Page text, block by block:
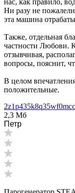
Ни разу не
эта машина
Также, отдельная
частности Любови.
отзывчивая,
вопросы, пояснит,
В целом
положительные.
2,3 Мб
Петр